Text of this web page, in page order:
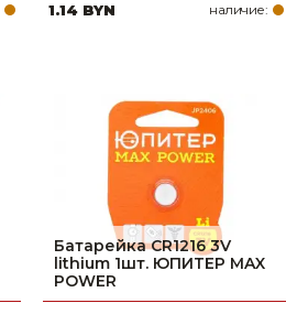
1.14 BYN наличие:
Батарейка CR1216 3V
lithium 1шт. ЮПИТЕР MAX
POWER